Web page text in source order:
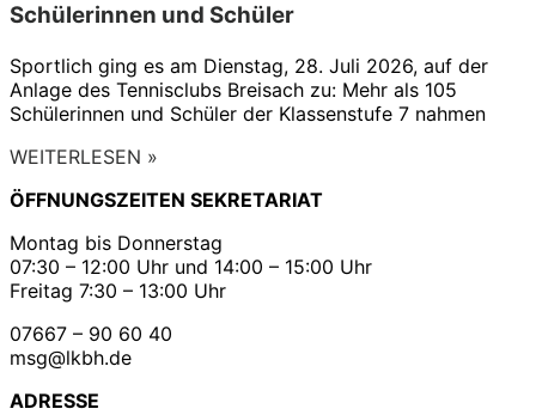
Schülerinnen und Schüler
Sportlich ging es am Dienstag, 28. Juli 2026, auf der
Anlage des Tennisclubs Breisach zu: Mehr als 105
Schülerinnen und Schüler der Klassenstufe 7 nahmen
WEITERLESEN »
ÖFFNUNGSZEITEN SEKRETARIAT
Montag bis Donnerstag
07:30 – 12:00 Uhr und 14:00 – 15:00 Uhr
Freitag 7:30 – 13:00 Uhr
07667 – 90 60 40
msg@lkbh.de
ADRESSE